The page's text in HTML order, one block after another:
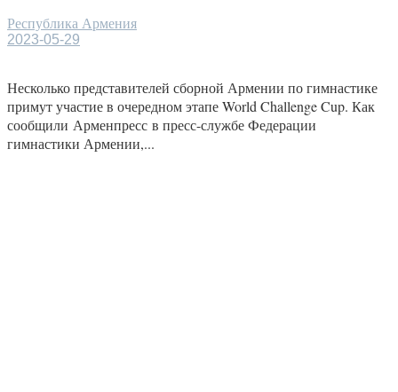
Республика Армения
2023-05-29
Несколько представителей сборной Армении по гимнастике
примут участие в очередном этапе World Challenge Cup. Как
сообщили Арменпресс в пресс-службе Федерации
гимнастики Армении,...